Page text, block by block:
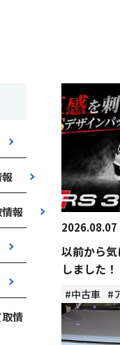
報
取情
2026.08.07
以前から
しました！
#中古車 #